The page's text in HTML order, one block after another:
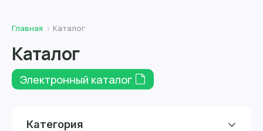
Главная Каталог
Каталог
Электронный каталог
Категория